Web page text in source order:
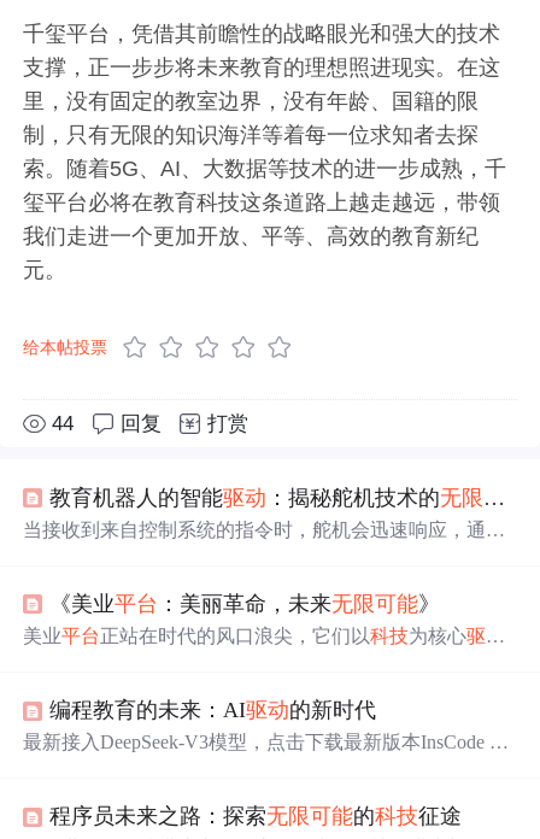
千玺平台，凭借其前瞻性的战略眼光和强大的技术
支撑，正一步步将未来教育的理想照进现实。在这
里，没有固定的教室边界，没有年龄、国籍的限
制，只有无限的知识海洋等着每一位求知者去探
索。随着5G、AI、大数据等技术的进一步成熟，千
玺平台必将在教育科技这条道路上越走越远，带领
我们走进一个更加开放、平等、高效的教育新纪
元。
给本帖投票
44 回复 打赏
教育机器人的智能驱动 ：揭秘舵机技术的无限 可能
当接收到来自控制系统的指令时，舵机会迅速响应，通过
则涉及了复杂的机械传动和电子控制技术，正是这些技术
的融合，让舵机在教育机器人中发挥出了巨大的潜力。它
种动手实践的学习方式，不仅激发了学生们对
和好奇心，还培养了他们的创新思维和解决问题的能力。
这些技术的创新，将为教育机器人带来更多的 可能
《美业平台 ：美丽革命，未来无限可能》
美业平台正站在时代的风口浪尖，它们以科技为核心驱动
深化与消费者的连接，提供更多元化、个性化、高品质的
服务，使每个人都能够发现并展现自己独一无二的美。在
编程教育的未来：AI驱动的新时代
最新接入DeepSeek-V3模型，点击下载最新版本InsCode AI
式往往让初学者望而却步，复杂的技术细节和繁冗的开发
程序员未来之路：探索无限可能的科技征途